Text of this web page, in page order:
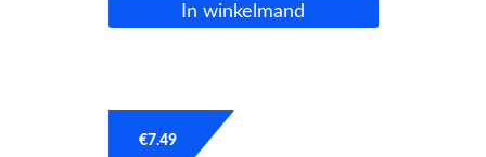
In winkelmand
€7.49